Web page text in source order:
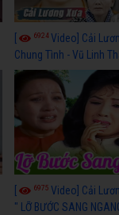
6924Video] Cải
Chung Tình - Vũ Linh
lương xã hội hay nhất
6975 Video] Cải
" LỠ BƯỚC SANG